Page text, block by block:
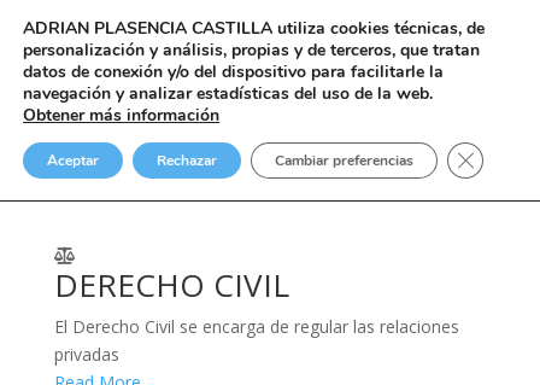
Practice Areas Icon 4
Cols
DERECHO CIVIL
El Derecho Civil se encarga de regular las relaciones
privadas
ADRIAN PLASENCIA CASTILLA utiliza cookies técnicas, de
personalización y análisis, propias y de terceros, que tratan
datos de conexión y/o del dispositivo para facilitarle la
navegación y analizar estadísticas del uso de la web.
Obtener más información
Aceptar Rechazar Cambiar preferencias Cerrar el